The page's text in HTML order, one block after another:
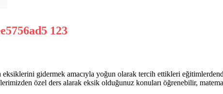
gidermek amacıyla yoğun olarak tercih ettikleri
özel ders alarak eksik olduğunuz konuları öğrenebilir,